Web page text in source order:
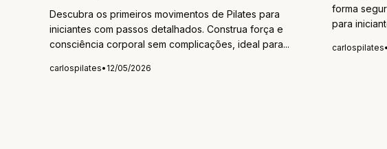
Descubra os primeiros movimentos de Pilates para
iniciantes com passos detalhados. Construa força e
consciência corporal sem complicações, ideal para...
carlospilates• 12/05/2026
forma
para
carlospilates•